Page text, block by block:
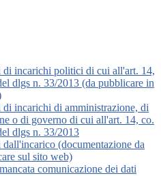
di incarichi politici di cui all'art. 14,
dlgs n. 33/2013 (da pubblicare in
di incarichi di amministrazione, di
o di governo di cui all'art. 14, co.
dlgs n. 33/2013
dall'incarico (documentazione da
sul sito web)
comunicazione dei dati